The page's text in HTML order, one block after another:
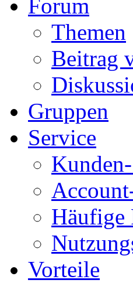
Forum
Themen
Beitrag
Gruppen
Service
Häufige
Vorteile